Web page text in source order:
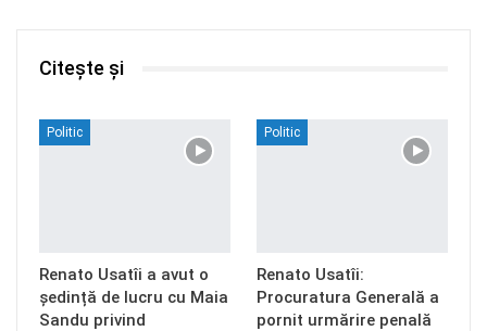
Citește și
Politic
Renato Usatîi a avut o
ședință de lucru cu Maia
Sandu privind
Politic
Renato Usatîi:
Procuratura Generală a
pornit urmărire penală